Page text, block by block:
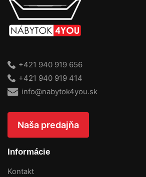
+421 940 919 656
+421 940 919 414
info@nabytok4you.sk
Naša predajňa
Informácie
Kontakt